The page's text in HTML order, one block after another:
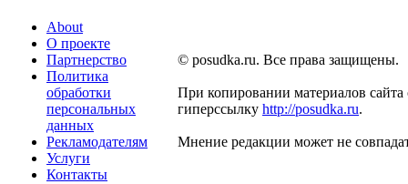
About
О проекте
Партнерство
Политика
обработки
персональных
данных
Рекламодателям
Услуги
Контакты
© posudka.ru. Все права защищены.
При копировании материалов сайта
гиперссылку http://posudka.ru.
Мнение редакции может не